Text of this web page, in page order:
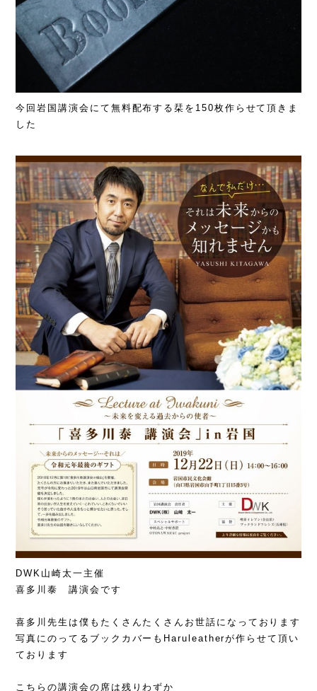
今回岩国講演会にて無料配布する栞を150枚作らせて頂きま
した
DWK山崎太一主催
喜多川泰 講演会です
喜多川先生は僕もたくさんたくさんお世話になっております
写真にのってるブックカバーもHaruleatherが作らせて頂い
ております
こちらの講演会の席は残りわずか